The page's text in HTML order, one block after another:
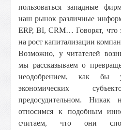
пользоваться западные
наш рынок различные
ERP, BI, CRM… Говорят, что
на рост капитализации
Возможно, у читателей
мы рассказываем о
неодобрением, как бы
экономических
предосудительном.
относимся к подобным
считаем, что они